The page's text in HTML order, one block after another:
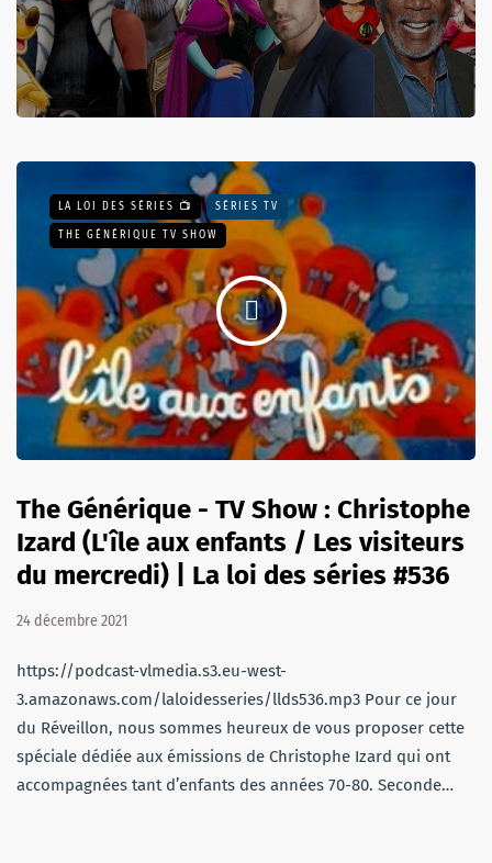
LA LOI DES SÉRIES 📺 SÉRIES TV
THE GÉNÉRIQUE TV SHOW
The Générique - TV Show : Christophe
Izard (L'île aux enfants / Les visiteurs
du mercredi) | La loi des séries #536
24 décembre 2021
https://podcast-vlmedia.s3.eu-west-
3.amazonaws.com/laloidesseries/llds536.mp3 Pour ce jour
du Réveillon, nous sommes heureux de vous proposer cette
spéciale dédiée aux émissions de Christophe Izard qui ont
accompagnées tant d’enfants des années 70-80. Seconde…